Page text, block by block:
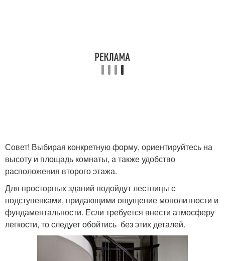
Совет! Выбирая конкретную форму, ориентируйтесь на
высоту и площадь комнаты, а также удобство
расположения второго этажа.
Для просторных зданий подойдут лестницы с
подступенками, придающими ощущение монолитности и
фундаментальности. Если требуется внести атмосферу
легкости, то следует обойтись без этих деталей.